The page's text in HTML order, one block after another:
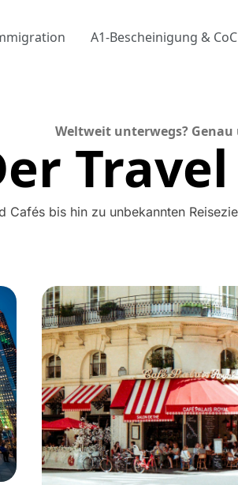
A1-Bescheinigung & CoC
Weltweit unterwegs? Genau
Cafés bis hin zu unbekannten